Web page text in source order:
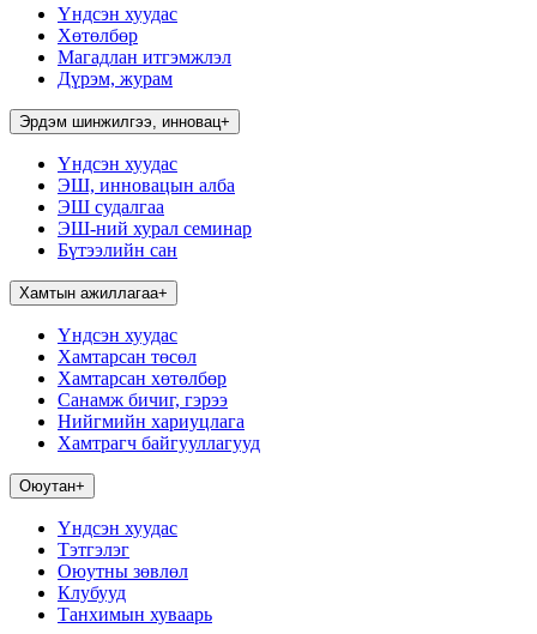
Үндсэн хуудас
Хөтөлбөр
Магадлан итгэмжлэл
Дүрэм, журам
Эрдэм шинжилгээ, инновац+
Үндсэн хуудас
ЭШ, инновацын алба
ЭШ судалгаа
ЭШ-ний хурал семинар
Бүтээлийн сан
Хамтын ажиллагаа+
Үндсэн хуудас
Хамтарсан төсөл
Хамтарсан хөтөлбөр
Санамж бичиг, гэрээ
Нийгмийн хариуцлага
Хамтрагч байгууллагууд
Оюутан+
Үндсэн хуудас
Тэтгэлэг
Оюутны зөвлөл
Клубууд
Танхимын хуваарь